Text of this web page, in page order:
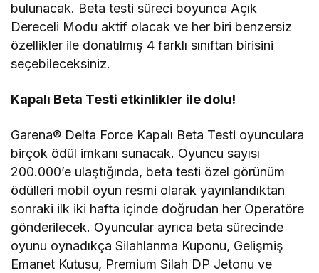
bulunacak. Beta testi süreci boyunca Açık
Dereceli Modu aktif olacak ve her biri benzersiz
özellikler ile donatılmış 4 farklı sınıftan birisini
seçebileceksiniz.
Kapalı Beta Testi etkinlikler ile dolu!
Garena® Delta Force Kapalı Beta Testi oyunculara
birçok ödül imkanı sunacak. Oyuncu sayısı
200.000’e ulaştığında, beta testi özel görünüm
ödülleri mobil oyun resmi olarak yayınlandıktan
sonraki ilk iki hafta içinde doğrudan her Operatöre
gönderilecek. Oyuncular ayrıca beta sürecinde
oyunu oynadıkça Silahlanma Kuponu, Gelişmiş
Emanet Kutusu, Premium Silah DP Jetonu ve